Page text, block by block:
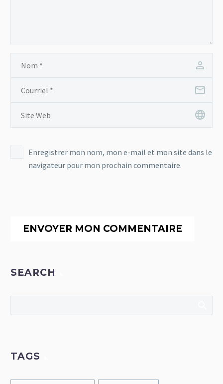
Enregistrer mon nom, mon e-mail et mon site dans le
navigateur pour mon prochain commentaire.
ENVOYER MON COMMENTAIRE
SEARCH
TAGS